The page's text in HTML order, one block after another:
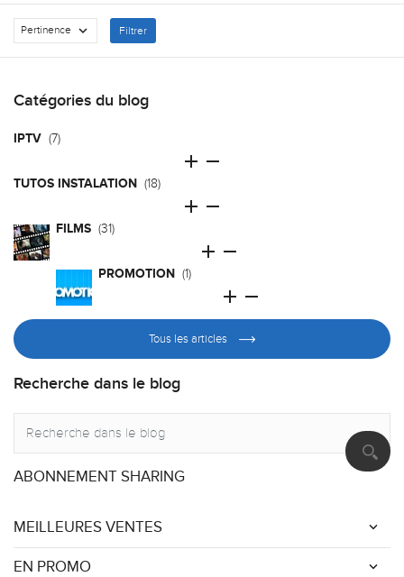
Catégories du blog
IPTV (7)
 
TUTOS INSTALATION (18)
 
FILMS (31)
 
PROMOTION (1)
 
Tous les articles
Recherche dans le blog
ABONNEMENT SHARING
MEILLEURES VENTES
EN PROMO
Pertinence  Filtrer